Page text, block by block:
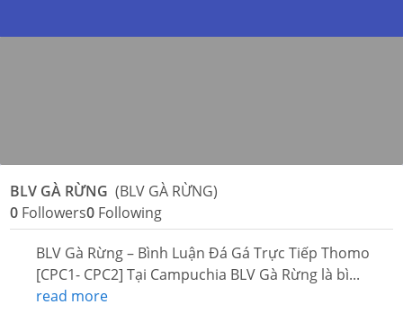
BLV GÀ RỪNG(BLV GÀ RỪNG)
0 Followers0 Following
BLV Gà Rừng – Bình Luận Đá Gá Trực Tiếp Thomo
[CPC1- CPC2] Tại Campuchia BLV Gà Rừng là bì...
read more